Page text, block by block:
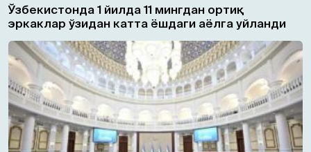
Ўзбекистонда 1 йилда 11 мингдан ортиқ
эркаклар ўзидан катта ёшдаги аёлга уйланди